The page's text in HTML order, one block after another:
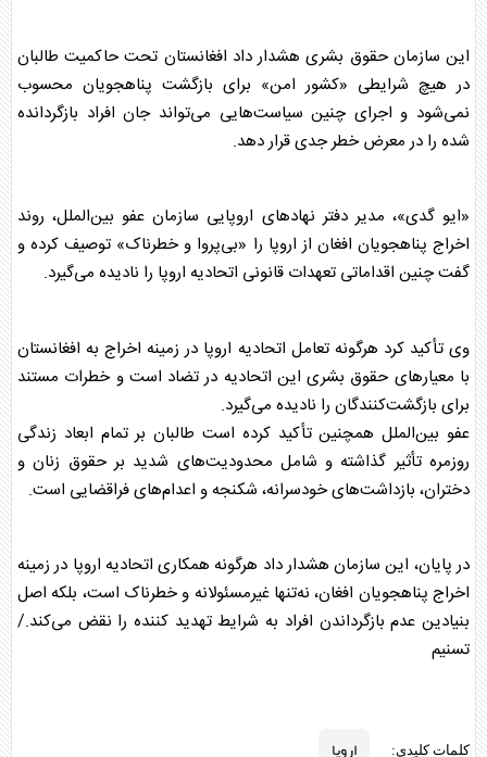
این سازمان حقوق بشری هشدار داد افغانستان تحت حاکمیت طالبان
در هیچ شرایطی «کشور امن» برای بازگشت پناهجویان محسوب
نمی‌شود و اجرای چنین سیاست‌هایی می‌تواند جان افراد بازگردانده
شده را در معرض خطر جدی قرار دهد.
«ایو گدی»، مدیر دفتر نهادهای اروپایی سازمان عفو بین‌الملل، روند
اخراج پناهجویان افغان از اروپا را «بی‌پروا و خطرناک» توصیف کرده و
گفت چنین اقداماتی تعهدات قانونی اتحادیه اروپا را نادیده می‌گیرد.
وی تأکید کرد هرگونه تعامل اتحادیه اروپا در زمینه اخراج به افغانستان
با معیارهای حقوق بشری این اتحادیه در تضاد است و خطرات مستند
برای بازگشت‌کنندگان را نادیده می‌گیرد.
عفو بین‌الملل همچنین تأکید کرده است طالبان بر تمام ابعاد زندگی
روزمره تأثیر گذاشته و شامل محدودیت‌های شدید بر حقوق زنان و
دختران، بازداشت‌های خودسرانه، شکنجه و اعدام‌های فراقضایی است.
در پایان، این سازمان هشدار داد هرگونه همکاری اتحادیه اروپا در زمینه
اخراج پناهجویان افغان، نه‌تنها غیرمسئولانه و خطرناک است، بلکه اصل
بنیادین عدم بازگرداندن افراد به شرایط تهدید کننده را نقض می‌کند./
تسنیم
کلمات کلیدی: اروپا